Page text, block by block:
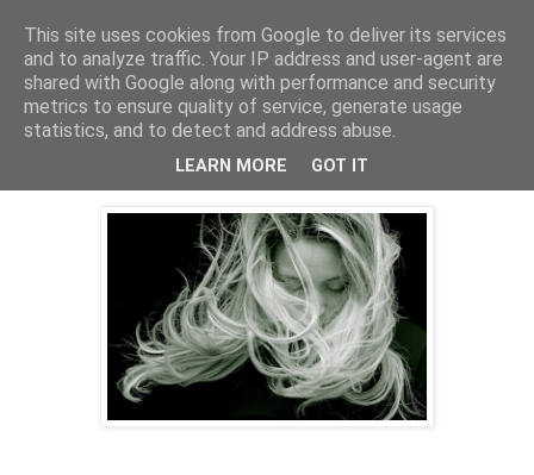
PentruDive.ro
vineri, 21 iulie 2023
5 tendințe de blond în 2023
This site uses cookies from Google to deliver its services
and to analyze traffic. Your IP address and user-agent are
shared with Google along with performance and security
metrics to ensure quality of service, generate usage
statistics, and to detect and address abuse.
LEARN MORE GOT IT